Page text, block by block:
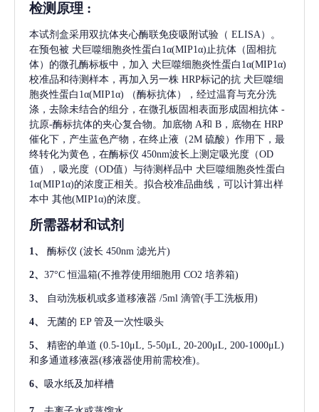
检测原理 :
本试剂盒采用双抗体夹心酶联免疫吸附试验（ ELISA）。
在预包被 犬巨噬细胞炎性蛋白1α(MIP1α)止抗体（固相抗
体）的微孔酶标板中，加入 犬巨噬细胞炎性蛋白1α(MIP1α)
校准品和待测样本，再加入另一株 HRP标记的抗 犬巨噬细
胞炎性蛋白1α(MIP1α)
（酶标抗体），经过温育与充分洗
涤，去除未结合的组分，在微孔板固相表面形成固相抗体 -
抗原-酶标抗体的夹心复合物。加底物 A和 B，底物在 HRP
催化下，产生蓝色产物，在终止液（2M 硫酸）作用下，最
终转化为黄色，在酶标仪 450nm波长上测定吸光度（OD
值），吸光度（OD值）与待测样品中 犬巨噬细胞炎性蛋白
1α(MIP1α)的浓度正相关。拟合校准品曲线，可以计算出样
本中 其他(MIP1α)的浓度。
所需器材和试剂
1、 酶标仪 (波长 450nm 滤光片)
2、 37°C 恒温箱(不推荐使用细胞用 CO2 培养箱)
3、 自动洗板机或多道移液器 /5ml 滴管(手工洗板用)
4、 无菌的 EP 管及一次性吸头
5、 精密的单道 (0.5-10μL, 5-50μL, 20-200μL, 200-1000μL)
和多通道移液器(移液器使用前需校准)。
6、 吸水纸及加样槽